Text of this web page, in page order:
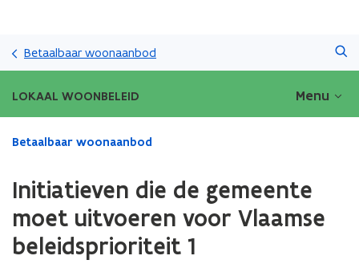
gaan
Betaalbaar woonaanbod
LOKAAL WOONBELEID Menu
Gedaan
zich
op:
Initiatieven
Betaalbaar woonaanbod
Initiatieven die de gemeente
moet uitvoeren voor Vlaamse
beleidsprioriteit 1